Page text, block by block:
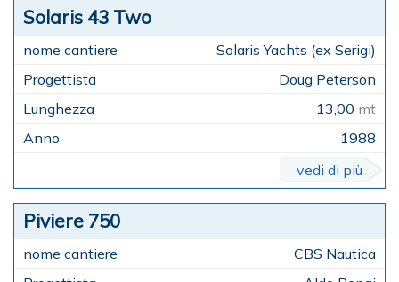
Solaris 43 Two
Solaris Yachts (ex Serigi)
Doug Peterson
13,00 mt
1988
vedi di più
Piviere 750
CBS Nautica